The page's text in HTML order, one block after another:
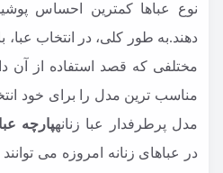
نوع عباها کمترین احساس
دهند.به طور کلی، در انتخاب عبا،
مختلفی که قصد استفاده از آن
مناسب ترین مدل را برای خود
مدل پرطرفدار عبا زنانهپارچه
در عباهای زنانه امروزه می